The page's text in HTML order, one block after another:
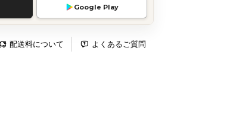
Google Play
配送料について よくあるご質問